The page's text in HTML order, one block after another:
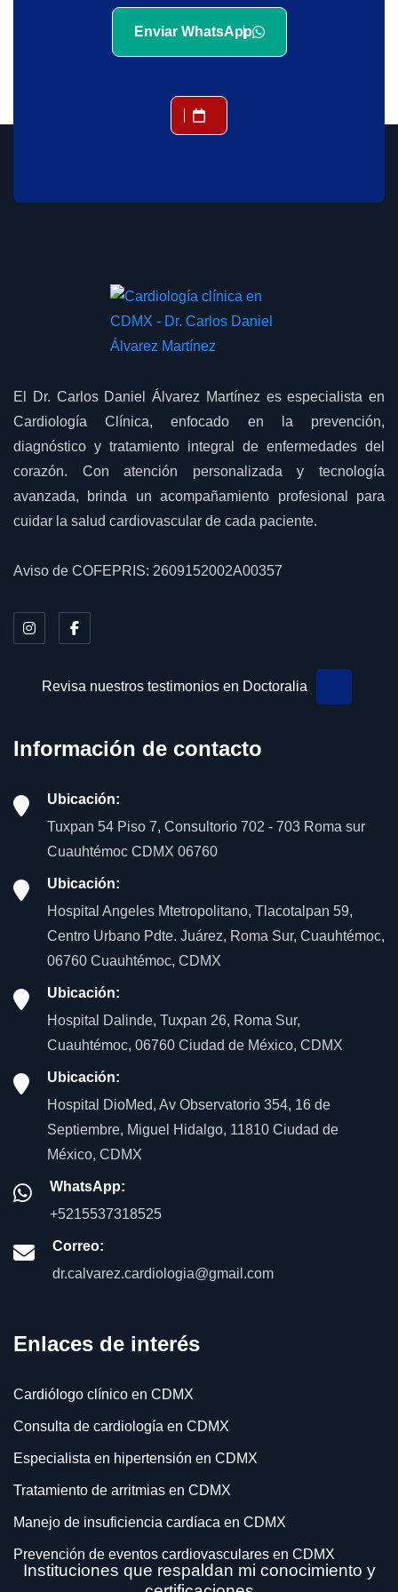
Enviar WhatsApp
El Dr. Carlos Daniel Álvarez Martínez es especialista en
Cardiología Clínica, enfocado en la prevención,
diagnóstico y tratamiento integral de enfermedades del
corazón. Con atención personalizada y tecnología
avanzada, brinda un acompañamiento profesional para
cuidar la salud cardiovascular de cada paciente.
Aviso de COFEPRIS: 2609152002A00357
Revisa nuestros testimonios en Doctoralia
Información de contacto
Ubicación:
Tuxpan 54 Piso 7, Consultorio 702 - 703 Roma sur
Cuauhtémoc CDMX 06760
Ubicación:
Hospital Angeles Mtetropolitano, Tlacotalpan 59,
Centro Urbano Pdte. Juárez, Roma Sur, Cuauhtémoc,
06760 Cuauhtémoc, CDMX
Ubicación:
Hospital Dalinde, Tuxpan 26, Roma Sur,
Cuauhtémoc, 06760 Ciudad de México, CDMX
Ubicación:
Hospital DioMed, Av Observatorio 354, 16 de
Septiembre, Miguel Hidalgo, 11810 Ciudad de
México, CDMX
WhatsApp:
+5215537318525
Correo:
dr.calvarez.cardiologia@gmail.com
Enlaces de interés
Cardiólogo clínico en CDMX
Consulta de cardiología en CDMX
Especialista en hipertensión en CDMX
Tratamiento de arritmias en CDMX
Manejo de insuficiencia cardíaca en CDMX
Prevención de eventos cardiovasculares en CDMX
Electrocardiograma en CDMX
Instituciones que respaldan mi conocimiento y